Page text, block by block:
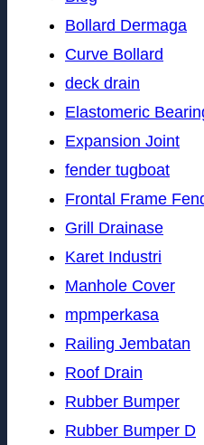
Bollard Dermaga
Curve Bollard
deck drain
Elastomeric
Expansion Joint
fender tugboat
Frontal Frame
Grill Drainase
Karet Industri
Manhole Cover
mpmperkasa
Railing Jembatan
Roof Drain
Rubber Bumper
Rubber Bumper D